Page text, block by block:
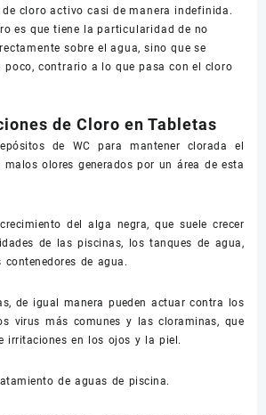
cloro activo casi de manera indefinida.
es que tiene la particularidad de no
sobre el agua, sino que se
poco, contrario a lo que pasa con el cloro
de Cloro en Tabletas
de WC para mantener clorada el
olores generados por un área de esta
del alga negra, que suele crecer
de las piscinas, los tanques de agua,
de agua.
de igual manera pueden actuar contra los
virus más comunes y las cloraminas, que
irritaciones en los ojos y la piel.
de aguas de piscina.